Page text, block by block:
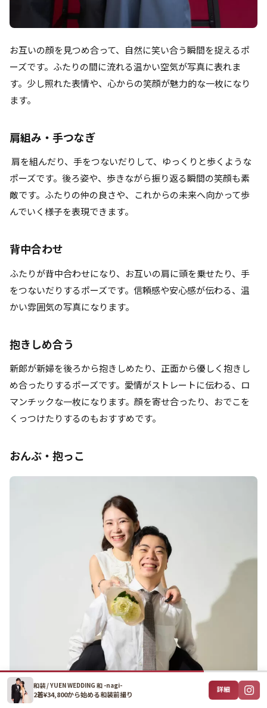
お互いの顔を見つめ合って、自然に笑い合う瞬間を捉えるポ
ーズです。ふたりの間に流れる温かい空気が写真に表れま
す。少し照れた表情や、心からの笑顔が魅力的な一枚になり
ます。
肩組み・手つなぎ
肩を組んだり、手をつないだりして、ゆっくりと歩くような
ポーズです。後ろ姿や、歩きながら振り返る瞬間の笑顔も素
敵です。ふたりの仲の良さや、これからの未来へ向かって歩
んでいく様子を表現できます。
背中合わせ
ふたりが背中合わせになり、お互いの肩に頭を乗せたり、手
をつないだりするポーズです。信頼感や安心感が伝わる、温
かい雰囲気の写真になります。
抱きしめ合う
新郎が新婦を後ろから抱きしめたり、正面から優しく抱きし
め合ったりするポーズです。愛情がストレートに伝わる、ロ
マンチックな一枚になります。顔を寄せ合ったり、おでこを
くっつけたりするのもおすすめです。
おんぶ・抱っこ
和装 / YUEN WEDDING 和 -nagi-
2着¥34,800から始める和装前撮り
詳細